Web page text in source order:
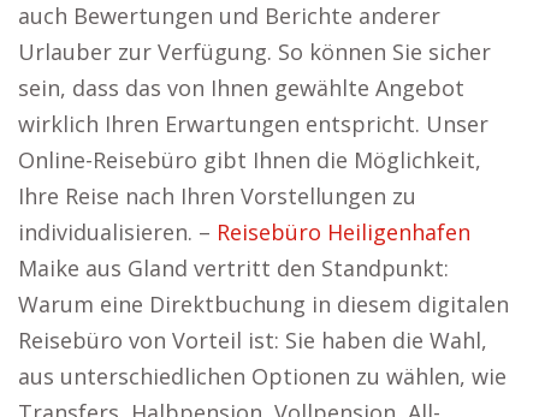
auch Bewertungen und Berichte anderer
Urlauber zur Verfügung. So können Sie sicher
sein, dass das von Ihnen gewählte Angebot
wirklich Ihren Erwartungen entspricht. Unser
Online-Reisebüro gibt Ihnen die Möglichkeit,
Ihre Reise nach Ihren Vorstellungen zu
individualisieren. – Reisebüro Heiligenhafen
Maike aus Gland vertritt den Standpunkt:
Warum eine Direktbuchung in diesem digitalen
Reisebüro von Vorteil ist: Sie haben die Wahl,
aus unterschiedlichen Optionen zu wählen, wie